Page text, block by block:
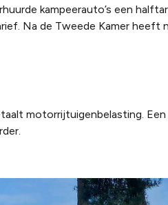
kampeerauto’s een
Na de Tweede Kamer heeft
motorrijtuigenbelasting.